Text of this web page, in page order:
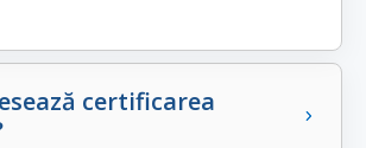
certificarea